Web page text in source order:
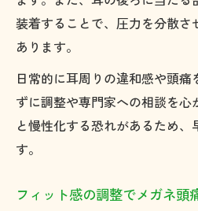
装着することで、圧力を分散さ
あります。
日常的に耳周りの違和感や頭
ずに調整や専門家への相談を心
と慢性化する恐れがあるため、
す。
フィット感の調整でメガネ頭